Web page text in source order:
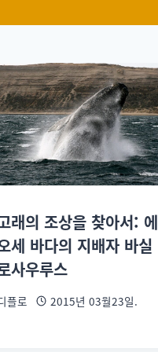
래의 조상을 찾아서: 에
세 바다의 지배자 바실
사우루스
플로 2015년 03월23일.